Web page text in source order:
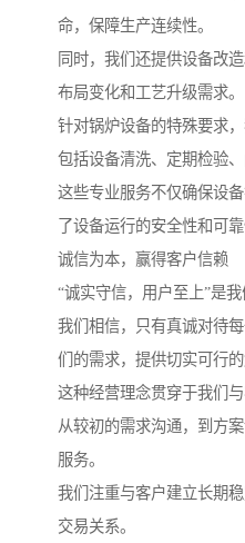
命，保障生产连续性。
同时，我们还提供设备改
布局变化和工艺升级需求。
针对锅炉设备的特殊要求
包括设备清洗、定期检验
这些专业服务不仅确保设
了设备运行的安全性和可靠
诚信为本，赢得客户信赖
“诚实守信，用户至上”是
我们相信，只有真诚对待
们的需求，提供切实可行的
这种经营理念贯穿于我们
从较初的需求沟通，到方
服务。
我们注重与客户建立长期
交易关系。